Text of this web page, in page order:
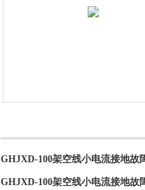
GHJXD-100架空线小电流接地故
GHJXD-100架空线小电流接地故